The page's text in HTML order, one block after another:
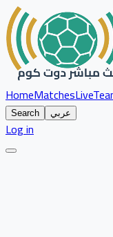
HomeMatchesLive
Search عربي
Log in